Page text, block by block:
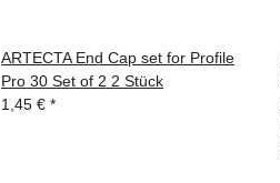
ARTECTA End Cap set for Profile
Pro 30 Set of 2 2 Stück
1,45 € *